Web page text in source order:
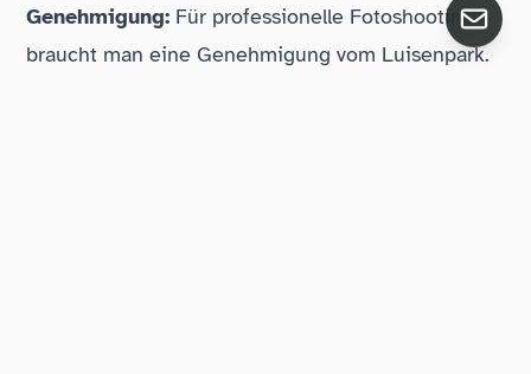
Genehmigung: Für professionelle Fotoshootings
braucht man eine Genehmigung vom Luisenpark.